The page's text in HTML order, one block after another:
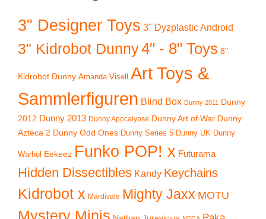
3" Designer Toys 3" Dyzplastic Android
3" Kidrobot Dunny4" - 8" Toys 8"
Kidrobot Dunny Amanda Visell Art Toys &
Sammlerfiguren Blind Box Dunny 2011 Dunny
2012 Dunny 2013 Dunny Apocalypse Dunny Art of War Dunny
Azteca 2 Dunny Odd Ones Dunny Series 5 Dunny UK Dunny
Warhol Eekeez Funko POP! x Futurama
Hidden Dissectibles Kandy Keychains
Kidrobot x Mardivale Mighty Jaxx MOTU
Mystery Minis